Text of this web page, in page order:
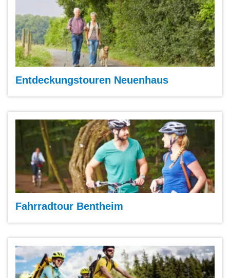
Entdeckungstouren Neuenhaus
Fahrradtour Bentheim